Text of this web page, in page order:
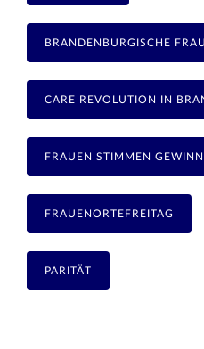
BRANDENBURGISCHE
CARE REVOLUTION IN
FRAUEN STIMMEN
FRAUENORTEFREITAG
PARITÄT